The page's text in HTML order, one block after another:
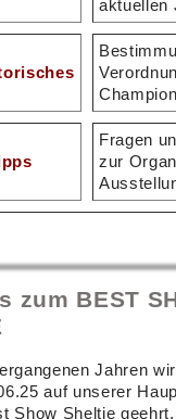
aktuellen
Fragen
zur
zum BEST
Jahren
auf unserer
Show Sheltie geehrt.